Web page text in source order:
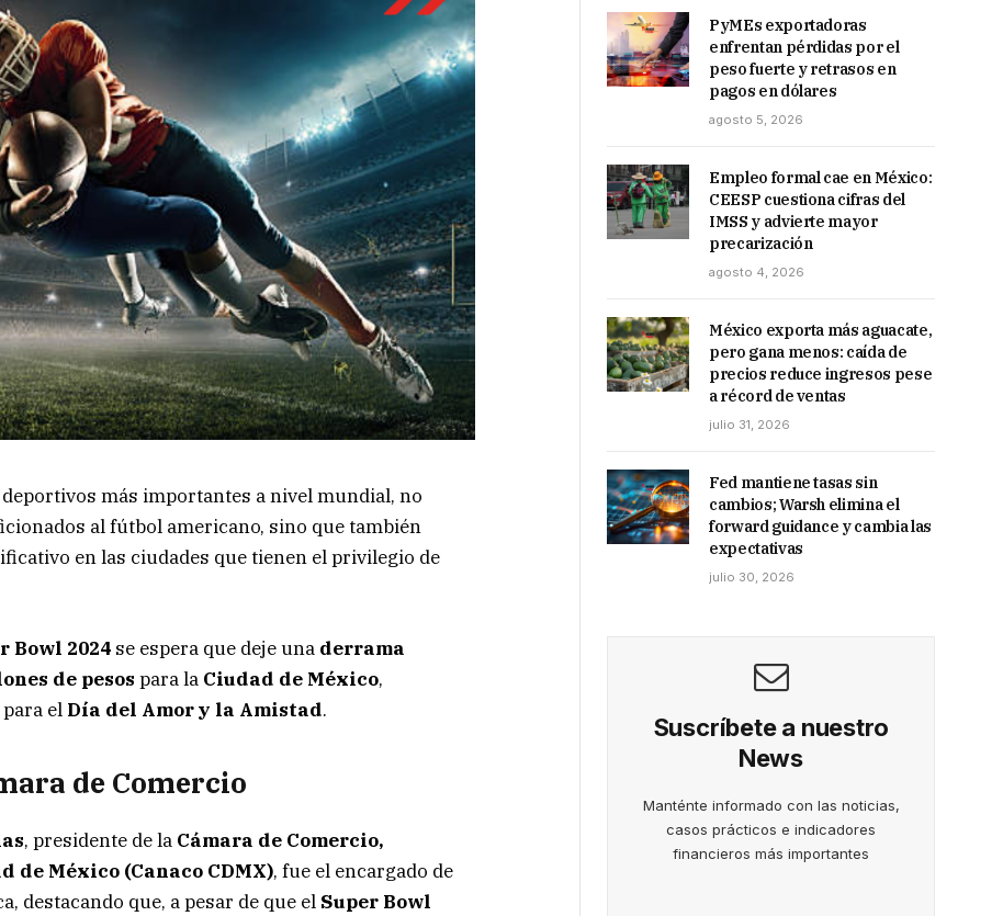
más importantes a nivel mundial, no
al fútbol americano, sino que también
en las ciudades que tienen el privilegio de
Bowl 2024 se espera que deje una derrama
de pesos para la Ciudad de México,
el Día del Amor y la Amistad.
de Comercio
, presidente de la Cámara de Comercio,
de México (Canaco CDMX), fue el encargado de
destacando que, a pesar de que el Super Bowl
PyMEs exportadoras
enfrentan pérdidas por el
peso fuerte y retrasos en
pagos en dólares
agosto 5, 2026
Empleo formal cae en México:
CEESP cuestiona cifras del
IMSS y advierte mayor
precarización
agosto 4, 2026
México exporta más aguacate,
pero gana menos: caída de
precios reduce ingresos pese
a récord de ventas
julio 31, 2026
Fed mantiene tasas sin
cambios; Warsh elimina el
forward guidance y cambia las
expectativas
julio 30, 2026
Suscríbete a nuestro
News
Manténte informado con las noticias,
casos prácticos e indicadores
financieros más importantes